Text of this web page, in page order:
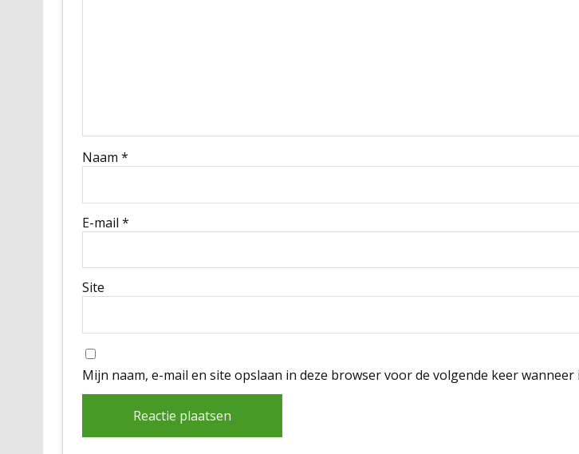
Naam *
E-mail *
Site
Mijn naam, e-mail en site opslaan in deze browser voor de volgende keer wanneer